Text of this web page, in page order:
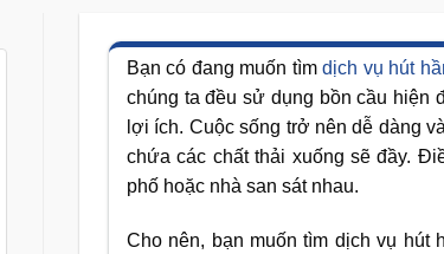
Bạn có đang muốn tìmdịch vụ hút
chúng ta đều sử dụng bồn cầu hiện
lợi ích. Cuộc sống trở nên dễ dàng
chứa các chất thải xuống sẽ đầy.
phố hoặc nhà san sát nhau.
Cho nên, bạn muốn tìm dịch vụ hút